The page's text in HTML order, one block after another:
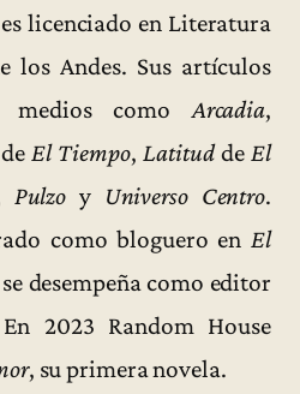
licenciado en Literatura
los Andes. Sus artículos
medios comoArcadia,
El Tiempo,LatituddeEl
Pulzo y Universo Centro.
como bloguero enEl
desempeña como editor
2023 Random House
, su primera novela.